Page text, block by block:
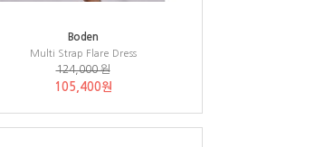
Boden
Multi Strap Flare Dress
124,000 원
105,400원